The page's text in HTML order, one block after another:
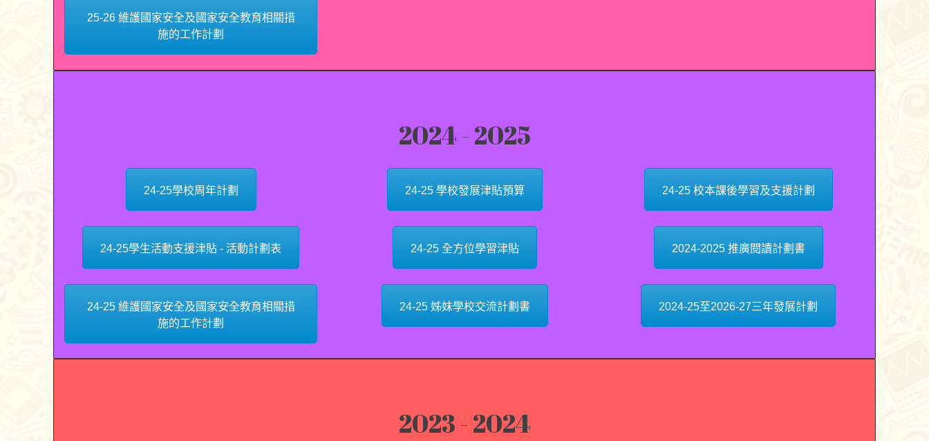
25-26 維護國家安全及國家安全教育相關措
施的工作計劃
2024 - 2025
24-25學校周年計劃 24-25 學校發展津貼預算 24-25 校本課後學習及支援計劃
24-25學生活動支援津貼 - 活動計劃表 24-25 全方位學習津貼 2024-2025 推廣閱讀計劃書
24-25 維護國家安全及國家安全教育相關措
施的工作計劃
24-25 姊妹學校交流計劃書 2024-25至2026-27三年發展計劃
2023 - 2024